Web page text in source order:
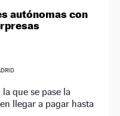
autónomas con
que se pase la
llegar a pagar hasta